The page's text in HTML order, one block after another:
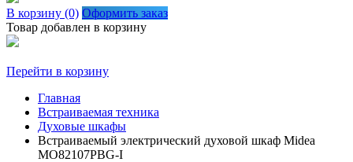
В корзину (0) Оформить заказ
Товар добавлен в корзину
Перейти в корзину
Главная
Встраиваемая техника
Духовые шкафы
Встраиваемый электрический духовой шкаф Midea
MO82107PBG-I